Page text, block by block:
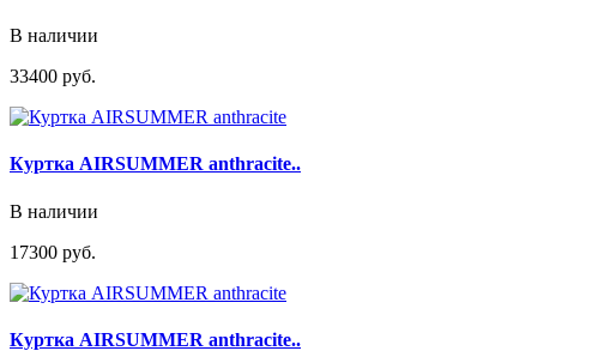
В наличии
33400 руб.
Куртка AIRSUMMER anthracite..
В наличии
17300 руб.
Куртка AIRSUMMER anthracite..